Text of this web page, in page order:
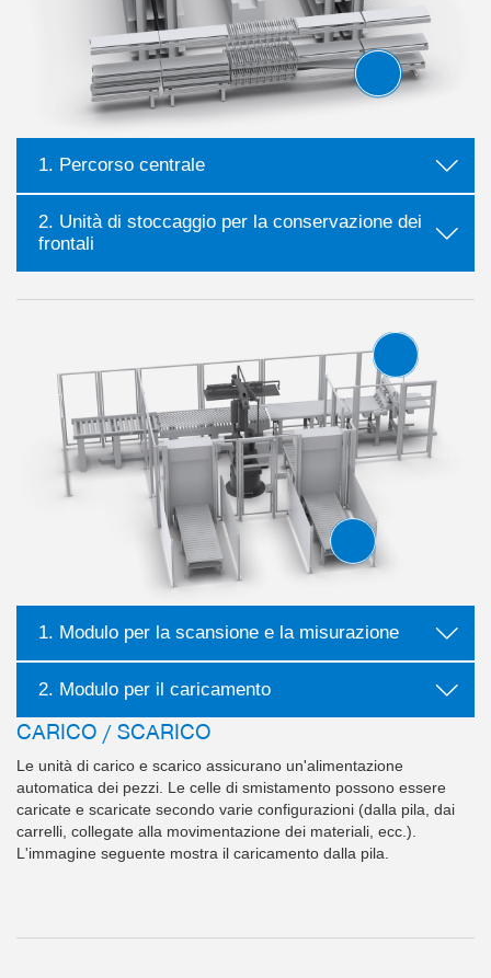
1. Percorso centrale
2. Unità di stoccaggio per la conservazione dei
frontali
1. Modulo per la scansione e la misurazione
2. Modulo per il caricamento
CARICO / SCARICO
Le unità di carico e scarico assicurano un'alimentazione
automatica dei pezzi. Le celle di smistamento possono essere
caricate e scaricate secondo varie configurazioni (dalla pila, dai
carrelli, collegate alla movimentazione dei materiali, ecc.).
L'immagine seguente mostra il caricamento dalla pila.